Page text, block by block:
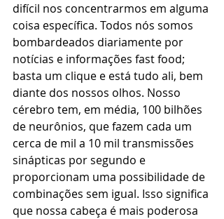
difícil nos concentrarmos em alguma
coisa específica. Todos nós somos
bombardeados diariamente por
notícias e informações fast food;
basta um clique e está tudo ali, bem
diante dos nossos olhos. Nosso
cérebro tem, em média, 100 bilhões
de neurônios, que fazem cada um
cerca de mil a 10 mil transmissões
sinápticas por segundo e
proporcionam uma possibilidade de
combinações sem igual. Isso significa
que nossa cabeça é mais poderosa